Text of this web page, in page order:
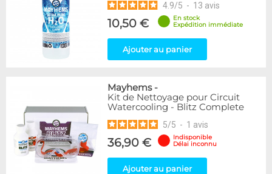
4.9/5 - 13 avis
10,50 €
En stock
Expédition immédiate
Ajouter au panier
Mayhems-
Kit de Nettoyage pour Circuit
Watercooling - Blitz Complete
5/5 - 1 avis
36,90 €
Indisponible
Délai inconnu
Ajouter au panier